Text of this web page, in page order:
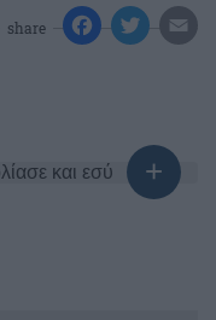
share
και εσύ